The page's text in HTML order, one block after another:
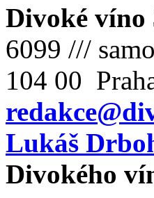
Divoké víno
6099 ///
104 00
Lukáš
Divokého